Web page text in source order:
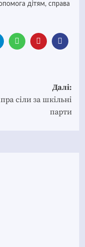
дітям, справа
Далі:
сіли за шкільні
парти